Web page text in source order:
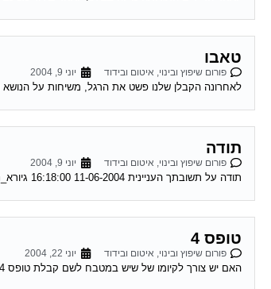
טאבו
פורום שיפוץ ובינוי, איטום ובידוד יוני 9, 2004
לאחרונה הקבלן שלנו פשט את הרגל, משיחות על הנושא
תודה
פורום שיפוץ ובינוי, איטום ובידוד יוני 9, 2004
תודה על תשובתך העניינית 11-06-2004 16:18:00 גיורא_מ מגל טאבו מצטרפים לכל הנאמר. ראה מאמר של עו"ד עופר שחל בעמוד הבית. תחום מומחיותו הוא בתחום הנושא...
טופס 4
פורום שיפוץ ובינוי, איטום ובידוד יוני 22, 2004
האם יש צורך לקיומו של שיש במטבח לשם קבלת טופס 4? תודה 22-06-2004 19:02:00 דרור מגל לא נראה לי שזה קשור את בכלל לא חייבת...